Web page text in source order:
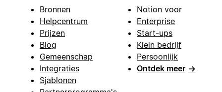
Bronnen
Helpcentrum
Prijzen
Blog
Gemeenschap
Integraties
Sjablonen
Notion voor
Enterprise
Start-ups
Klein bedrijf
Persoonlijk
Ontdek meer →